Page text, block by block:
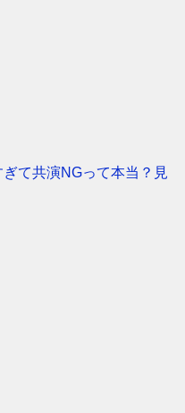
て共演NGって本当？見